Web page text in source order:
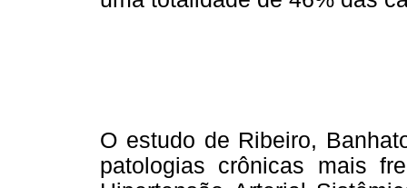
O estudo de Ribeiro,
patologias crônicas mais